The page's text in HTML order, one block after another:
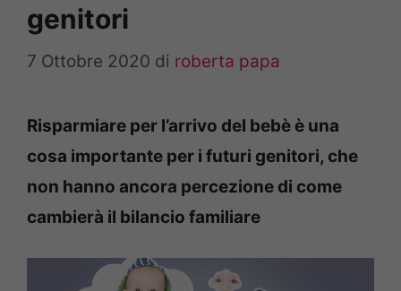
genitori
7 Ottobre 2020 di roberta papa
Risparmiare per l’arrivo del bebè è una
cosa importante per i futuri genitori, che
non hanno ancora percezione di come
cambierà il bilancio familiare